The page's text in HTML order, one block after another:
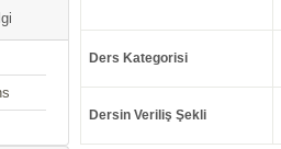
Ders Kategorisi
Dersin Veriliş Şekli